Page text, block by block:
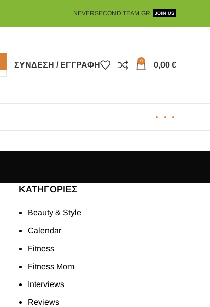
NEVERSECOND TEAM GR JOIN US
ΣΎΝΔΕΣΗ / ΕΓΓΡΑΦΉ 0 0,00 €
KΑΤΗΓΟΡΊΕΣ
Beauty & Style
Calendar
Fitness
Fitness Mom
Interviews
Reviews